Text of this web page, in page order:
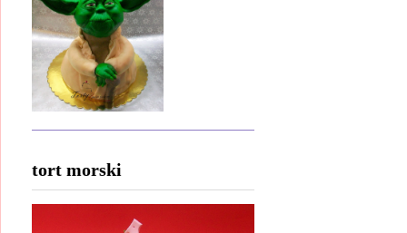
tort morski